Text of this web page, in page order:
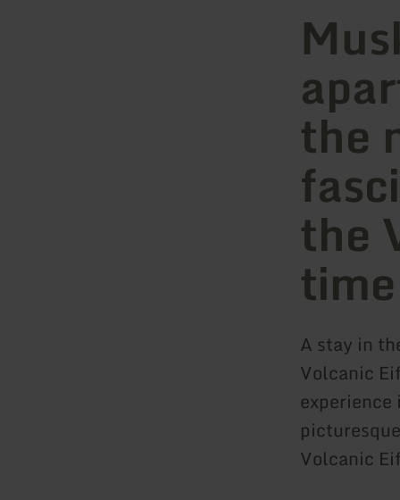
the
the
A stay in
Volcanic
Volcanic